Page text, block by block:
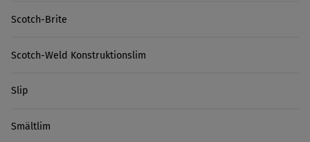
Scotch-Brite
Scotch-Weld Konstruktionslim
Slip
Smältlim